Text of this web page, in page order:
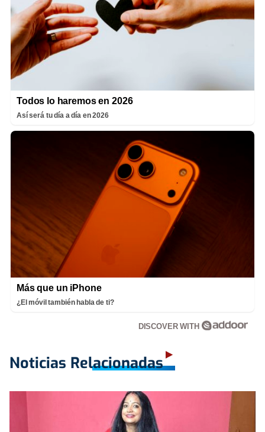
Todos lo haremos en 2026
Así será tu día a día en 2026
Más que un iPhone
¿El móvil también habla de ti?
DISCOVER WITH
Noticias Relacionadas